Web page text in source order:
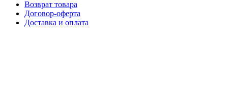
Возврат товара
Договор-оферта
Доставка и оплата